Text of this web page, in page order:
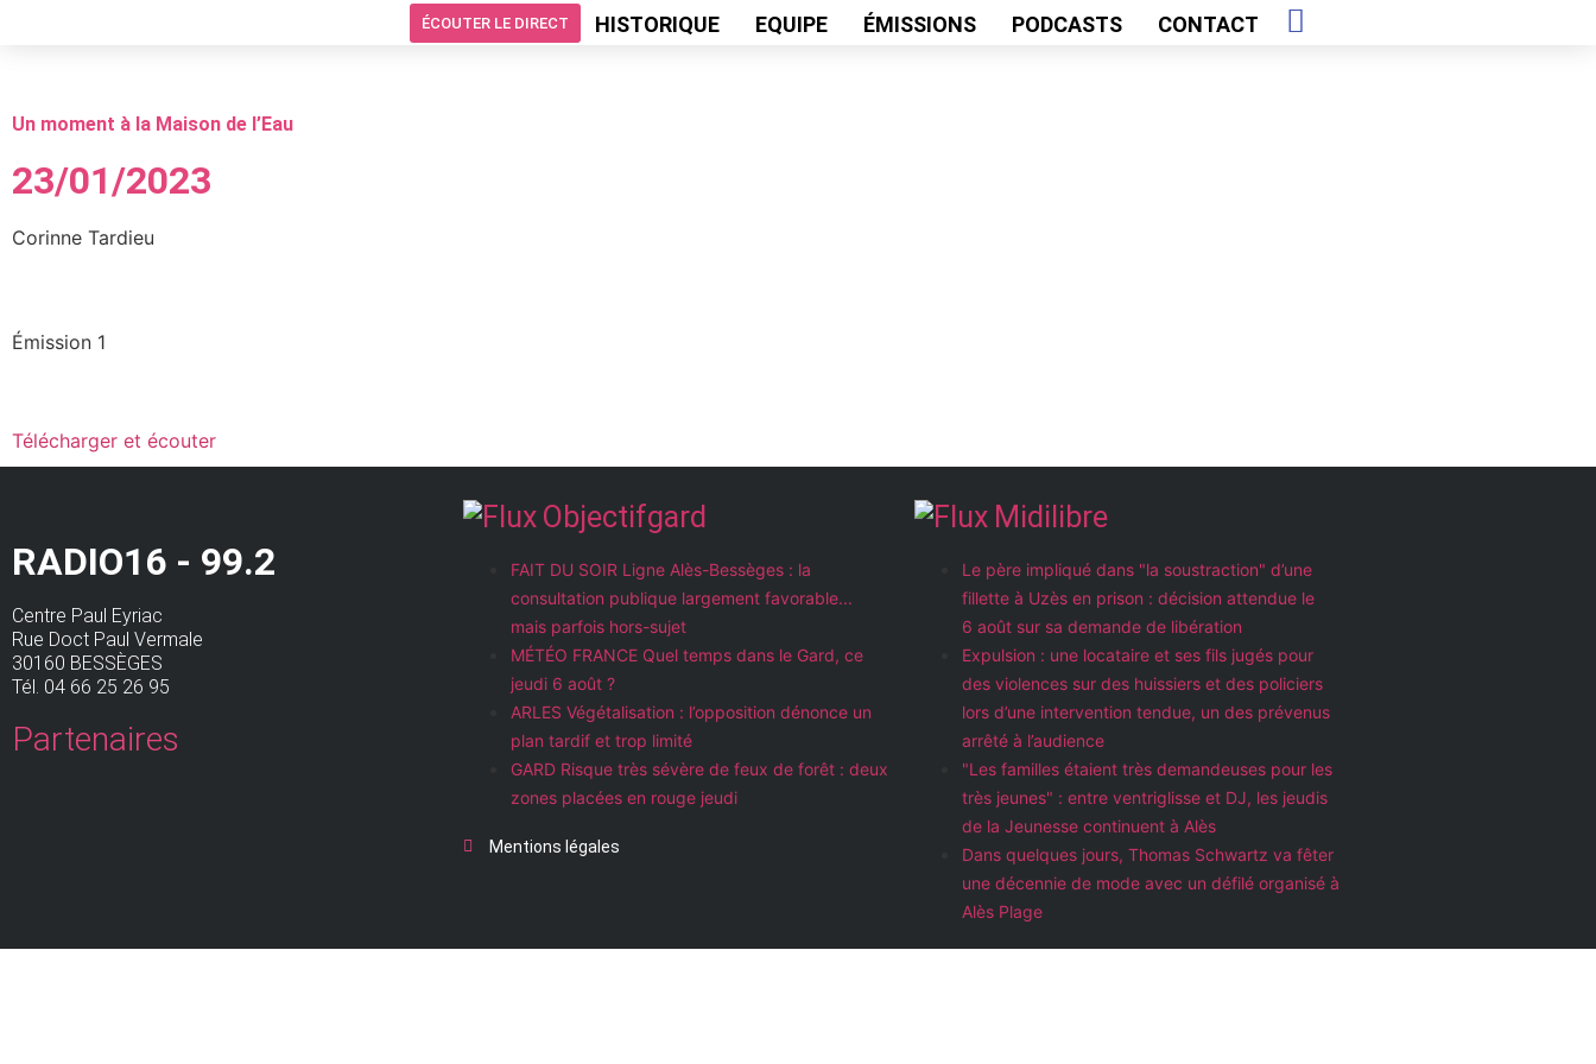
ÉCOUTER LE DIRECT HISTORIQUE EQUIPE ÉMISSIONS PODCASTS CONTACT
Un moment à la Maison de l’Eau
23/01/2023
Corinne Tardieu
Émission 1
Télécharger et écouter
RADIO16 - 99.2
Centre Paul Eyriac
Rue Doct Paul Vermale
30160 BESSÈGES
Tél. 04 66 25 26 95
Partenaires
Objectifgard
FAIT DU SOIR Ligne Alès-Bessèges : la
consultation publique largement favorable...
mais parfois hors-sujet
MÉTÉO FRANCE Quel temps dans le Gard, ce
jeudi 6 août ?
ARLES Végétalisation : l’opposition dénonce un
plan tardif et trop limité
GARD Risque très sévère de feux de forêt : deux
zones placées en rouge jeudi
Mentions légales
Midilibre
Le père impliqué dans "la soustraction" d’une
fillette à Uzès en prison : décision attendue le
6 août sur sa demande de libération
Expulsion : une locataire et ses fils jugés pour
des violences sur des huissiers et des policiers
lors d’une intervention tendue, un des prévenus
arrêté à l’audience
"Les familles étaient très demandeuses pour les
très jeunes" : entre ventriglisse et DJ, les jeudis
de la Jeunesse continuent à Alès
Dans quelques jours, Thomas Schwartz va fêter
une décennie de mode avec un défilé organisé à
Alès Plage